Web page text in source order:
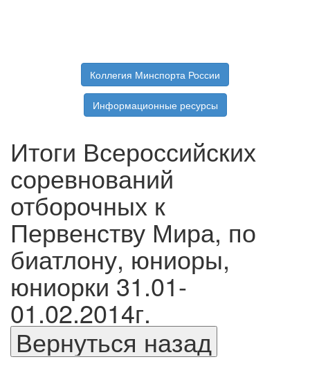
Коллегия Минспорта России
Информационные ресурсы
Итоги Всероссийских
соревнований
отборочных к
Первенству Мира, по
биатлону, юниоры,
юниорки 31.01-
01.02.2014г.